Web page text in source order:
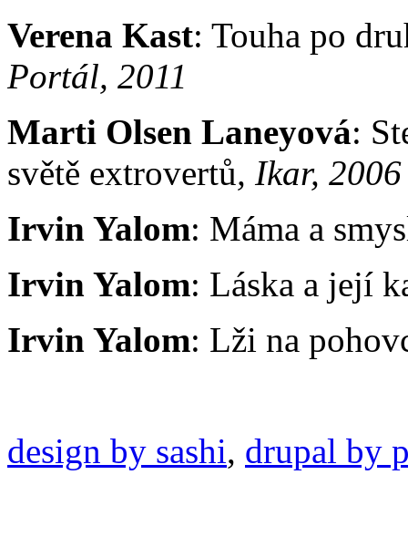
Verena Kast: Touha po
Portál, 2011
Marti Olsen Laneyová:
světě extrovertů, Ikar, 2006
Irvin Yalom: Máma a
Irvin Yalom: Láska a její
Irvin Yalom: Lži na
design by sashi, drupal by